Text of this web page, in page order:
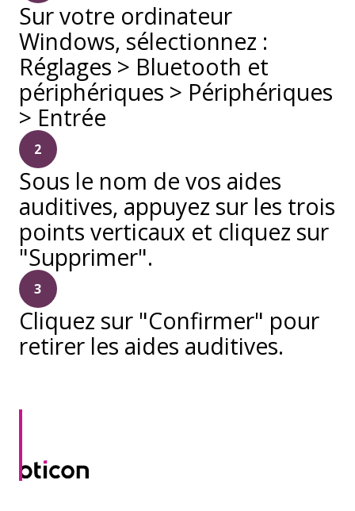
Sur votre ordinateur
Windows, sélectionnez :
Réglages > Bluetooth et
périphériques > Périphériques
> Entrée
2
Sous le nom de vos aides
auditives, appuyez sur les trois
points verticaux et cliquez sur
"Supprimer".
3
Cliquez sur "Confirmer" pour
retirer les aides auditives.